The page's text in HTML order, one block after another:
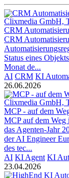
Clixmedia GmbH,
CRM
CRM
Status eines
Monat de...
AI CRM KI
26.06.2026
Clixmedia GmbH,
MCP - auf dem
MCP auf dem
das Agenten-Jahr
der AI Engineer
des tec...
AI KI Agent KI
23.04.2026